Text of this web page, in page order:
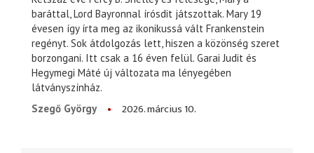
baráttal, Lord Bayronnal írósdit játszottak. Mary 19
évesen így írta meg az ikonikussá vált Frankenstein
regényt. Sok átdolgozás lett, hiszen a közönség szeret
borzongani. Itt csak a 16 éven felül. Garai Judit és
Hegymegi Máté új változata ma lényegében
látványszínház.
Szegő György
2026. március 10.